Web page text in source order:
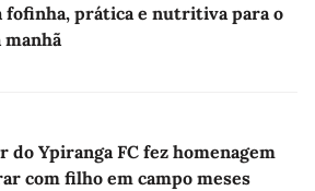
fofinha, prática e nutritiva para o
manhã
do Ypiranga FC fez homenagem
com filho em campo meses